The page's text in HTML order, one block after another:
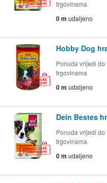
trgovinama
0 m udaljeno
Hobby Dog
Ponuda vrijedi
trgovinama
0 m udaljeno
Dein Bestes
Ponuda vrijedi
trgovinama
0 m udaljeno